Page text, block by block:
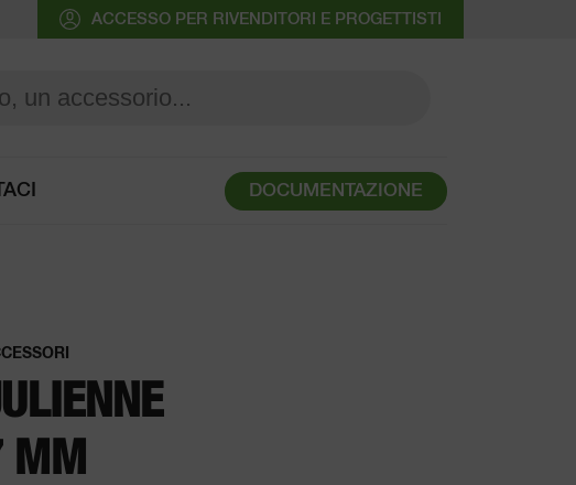
ACCESSO PER RIVENDITORI E PROGETTISTI
DOCUMENTAZIONE
MM